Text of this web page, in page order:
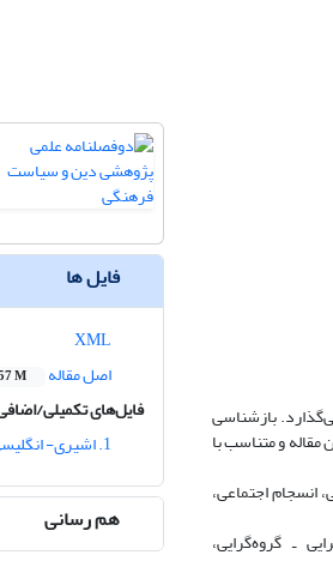
بازشناسی
و متناسب با
انسجام اجتماعی،
ـ گروه‌گرایی،
فایل ها
اصل مقاله
M
فایل‌های تکمیلی/
هم رسانی